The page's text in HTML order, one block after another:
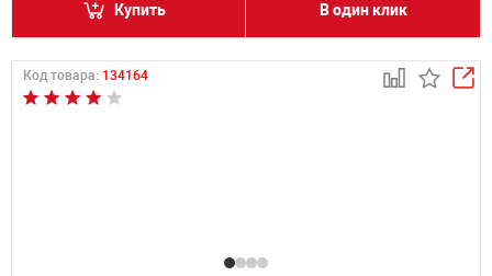
Купить В один клик
Код товара: 134164